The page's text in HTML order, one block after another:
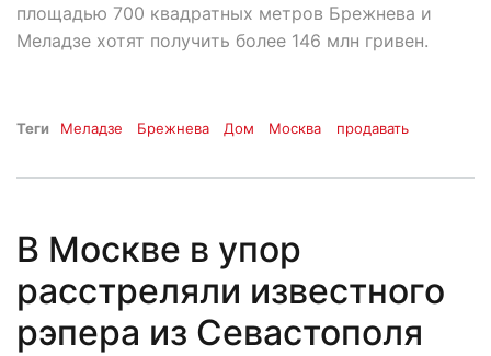
площадью 700 квадратных метров Брежнева и
Меладзе хотят получить более 146 млн гривен.
Теги Меладзе Брежнева Дом Москва продавать
В Москве в упор
расстреляли известного
рэпера из Севастополя